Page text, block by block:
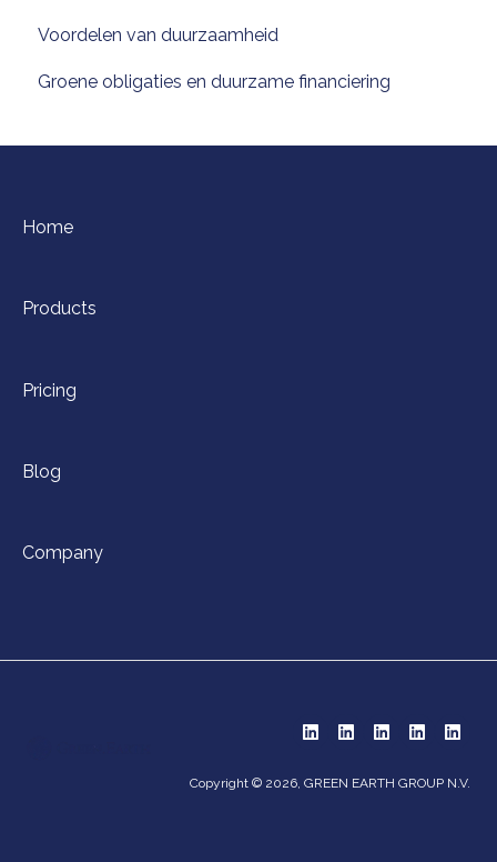
Voordelen van duurzaamheid
Groene obligaties en duurzame financiering
Home
Products
Pricing
Blog
Company
Copyright © 2026, GREEN EARTH GROUP N.V.